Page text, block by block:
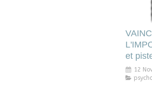
et
12